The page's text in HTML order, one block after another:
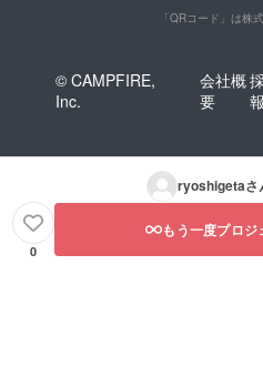
「QRコード」は株
© CAMPFIRE,
Inc.
会社概
要
報
ryoshigetaさ
0
もう一度プロ